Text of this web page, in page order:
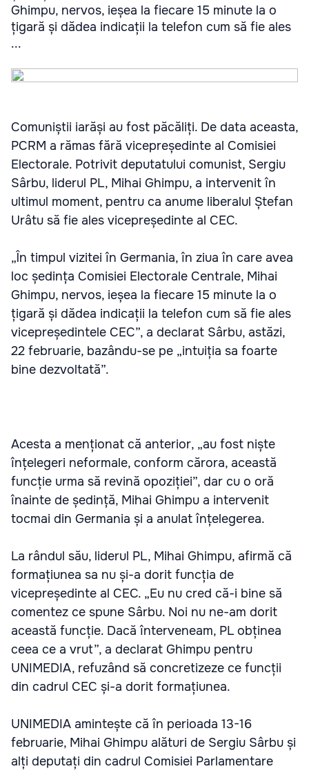
Ghimpu, nervos, ieșea la fiecare 15 minute la o
țigară și dădea indicații la telefon cum să fie ales
...
Comuniștii iarăși au fost păcăliți. De data aceasta,
PCRM a rămas fără vicepreședinte al Comisiei
Electorale. Potrivit deputatului comunist, Sergiu
Sârbu, liderul PL, Mihai Ghimpu, a intervenit în
ultimul moment, pentru ca anume liberalul Ștefan
Urâtu să fie ales vicepreședinte al CEC.
„În timpul vizitei în Germania, în ziua în care avea
loc ședința Comisiei Electorale Centrale, Mihai
Ghimpu, nervos, ieșea la fiecare 15 minute la o
țigară și dădea indicații la telefon cum să fie ales
vicepreședintele CEC”, a declarat Sârbu, astăzi,
22 februarie, bazându-se pe „intuiția sa foarte
bine dezvoltată”.
Acesta a menționat că anterior, „au fost niște
înțelegeri neformale, conform cărora, această
funcție urma să revină opoziției”, dar cu o oră
înainte de ședință, Mihai Ghimpu a intervenit
tocmai din Germania și a anulat înțelegerea.
La rândul său, liderul PL, Mihai Ghimpu, afirmă că
formațiunea sa nu și-a dorit funcția de
vicepreședinte al CEC. „Eu nu cred că-i bine să
comentez ce spune Sârbu. Noi nu ne-am dorit
această funcție. Dacă înterveneam, PL obținea
ceea ce a vrut”, a declarat Ghimpu pentru
UNIMEDIA, refuzând să concretizeze ce funcții
din cadrul CEC și-a dorit formațiunea.
UNIMEDIA amintește că în perioada 13-16
februarie, Mihai Ghimpu alături de Sergiu Sârbu și
alți deputați din cadrul Comisiei Parlamentare